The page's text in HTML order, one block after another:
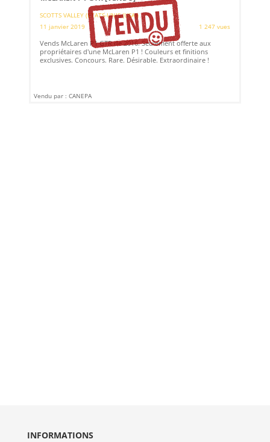
SCOTTS VALLEY (ETATS-UNIS (USA))
11 janvier 2019
1 247 vues
Vends McLaren P1 GTR de 2016. Seulement offerte aux
propriétaires d'une McLaren P1 ! Couleurs et finitions
exclusives. Concours. Rare. Désirable. Extraordinaire !
Vendu par : CANEPA
INFORMATIONS